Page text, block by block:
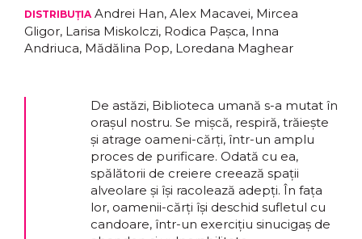
DISTRIBUȚIAAndrei Han, Alex Macavei, Mircea
Gligor, Larisa Miskolczi, Rodica Pașca, Inna
Andriuca, Mădălina Pop, Loredana Maghear
De astăzi, Biblioteca umană s-a mutat în
orașul nostru. Se mișcă, respiră, trăiește
și atrage oameni-cărți, într-un amplu
proces de purificare. Odată cu ea,
spălătorii de creiere creează spații
alveolare și își racolează adepți. În fața
lor, oamenii-cărți își deschid sufletul cu
candoare, într-un exercițiu sinucigaș de